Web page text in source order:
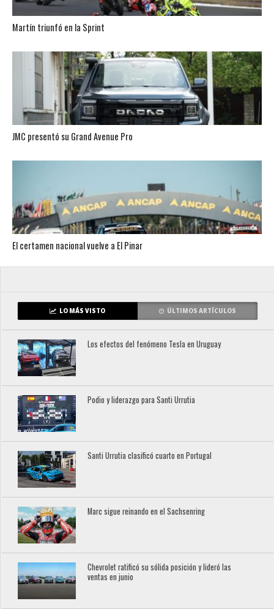
Martín triunfó en la Sprint
JMC presentó su Grand Avenue Pro
El certamen nacional vuelve a El Pinar
LO MÁS VISTO ÚLTIMOS ARTÍCULOS
Los efectos del fenómeno Tesla en Uruguay
Podio y liderazgo para Santi Urrutia
Santi Urrutia clasificó cuarto en Portugal
Marc sigue reinando en el Sachsenring
Chevrolet ratificó su sólida posición y lideró las
ventas en junio